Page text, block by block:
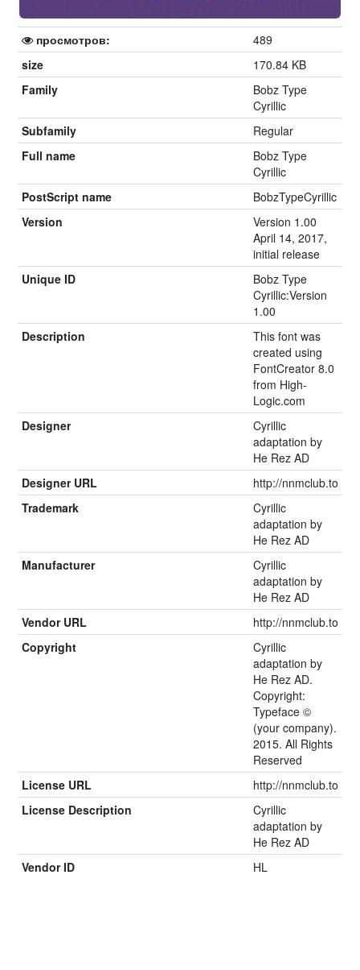
просмотров:
489
size
170.84 KB
Family
Bobz Type
Cyrillic
Subfamily
Regular
Full name
Bobz Type
Cyrillic
PostScript name
BobzTypeCyrillic
Version
Version 1.00
April 14, 2017,
initial release
Unique ID
Bobz Type
Cyrillic:Version
1.00
Description
This font was
created using
FontCreator 8.0
from High-
Logic.com
Designer
Cyrillic
adaptation by
He Rez AD
Designer URL
http://nnmclub.to
Trademark
Cyrillic
adaptation by
He Rez AD
Manufacturer
Cyrillic
adaptation by
He Rez AD
Vendor URL
http://nnmclub.to
Copyright
Cyrillic
adaptation by
He Rez AD.
Copyright:
Typeface ©
(your company).
2015. All Rights
Reserved
License URL
http://nnmclub.to
License Description
Cyrillic
adaptation by
He Rez AD
Vendor ID
HL